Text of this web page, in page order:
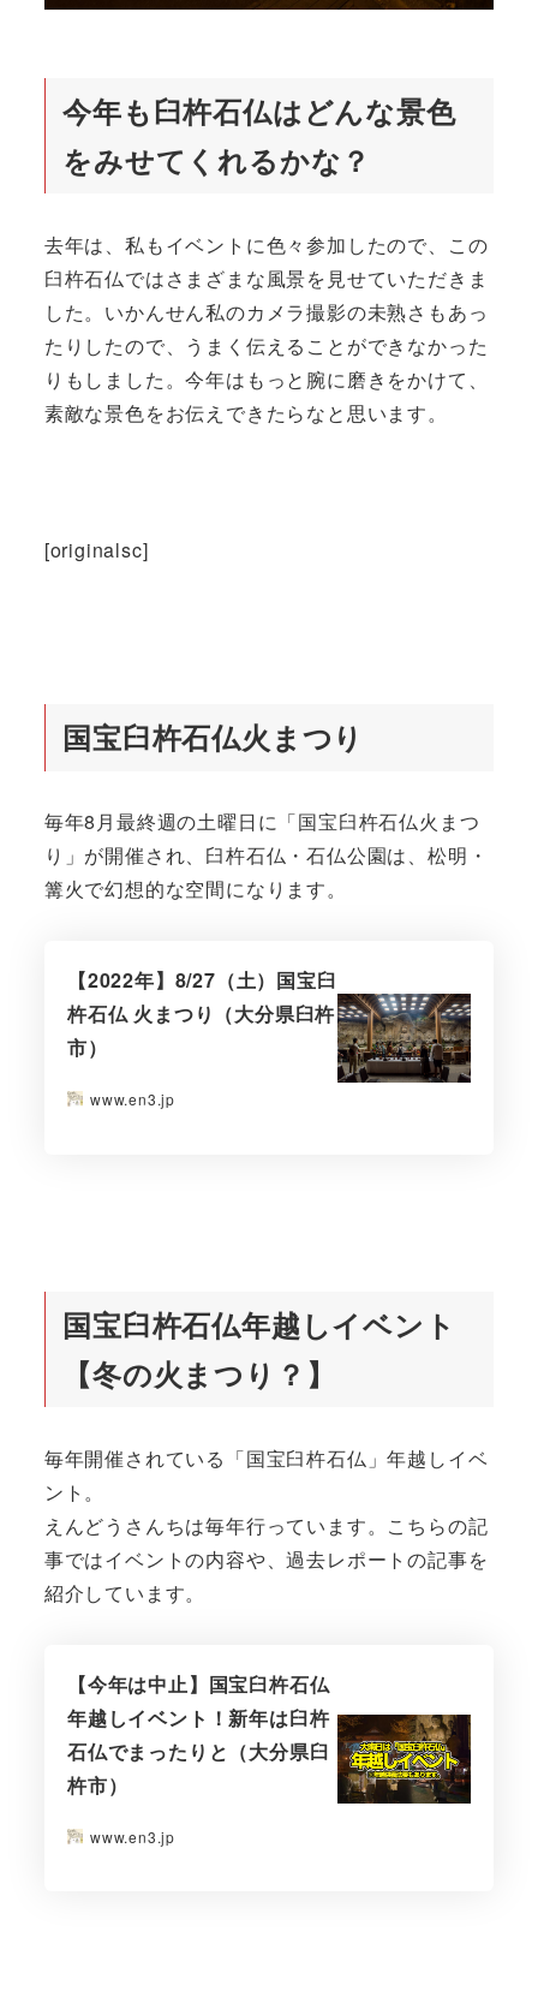
今年も臼杵石仏はどんな景色
をみせてくれるかな？
去年は、私もイベントに色々参加したので、この
臼杵石仏ではさまざまな風景を見せていただきま
した。いかんせん私のカメラ撮影の未熟さもあっ
たりしたので、うまく伝えることができなかった
りもしました。今年はもっと腕に磨きをかけて、
素敵な景色をお伝えできたらなと思います。
[originalsc]
国宝臼杵石仏火まつり
毎年8月最終週の土曜日に「国宝臼杵石仏火まつ
り」が開催され、臼杵石仏・石仏公園は、松明・
篝火で幻想的な空間になります。
【2022年】8/27（土）国宝臼
杵石仏 火まつり（大分県臼杵
市）
www.en3.jp
国宝臼杵石仏年越しイベント
【冬の火まつり？】
毎年開催されている「国宝臼杵石仏」年越しイベ
ント。
えんどうさんちは毎年行っています。こちらの記
事ではイベントの内容や、過去レポートの記事を
紹介しています。
【今年は中止】国宝臼杵石仏
年越しイベント！新年は臼杵
石仏でまったりと（大分県臼
杵市）
www.en3.jp